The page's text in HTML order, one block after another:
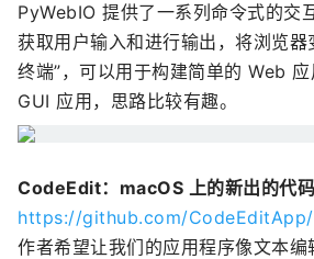
PyWebIO 提供了一系列命令式的交
获取用户输入和进行输出，将浏览器
终端”，可以用于构建简单的 Web
GUI 应用，思路比较有趣。
CodeEdit：macOS 上的新出的代
https://github.com/
作者希望让我们的应用程序像文本